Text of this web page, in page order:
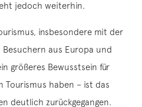
jedoch weiterhin.
insbesondere mit der
aus Europa und
größeres Bewusstsein für
haben – ist das
deutlich zurückgegangen.